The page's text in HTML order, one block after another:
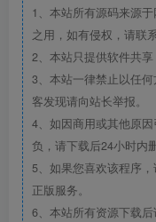
1、本站所有源码来源
之用，如有侵权，请联
2、本站只提供软件共享
3、本站一律禁止以任
客发现请向站长举报。
4、如因商用或其他原
负，请下载后24小时内
5、如果您喜欢该程序
正版服务。
6、本站所有资源下载